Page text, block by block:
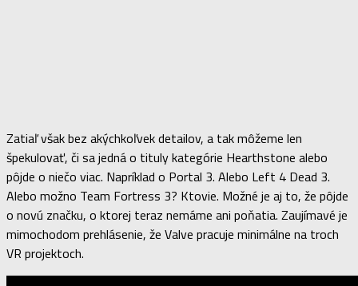
Zatiaľ však bez akýchkoľvek detailov, a tak môžeme len
špekulovať, či sa jedná o tituly kategórie Hearthstone alebo
pôjde o niečo viac. Napríklad o Portal 3. Alebo Left 4 Dead 3.
Alebo možno Team Fortress 3? Ktovie. Možné je aj to, že pôjde
o novú značku, o ktorej teraz nemáme ani poňatia. Zaujímavé je
mimochodom prehlásenie, že Valve pracuje minimálne na troch
VR projektoch.